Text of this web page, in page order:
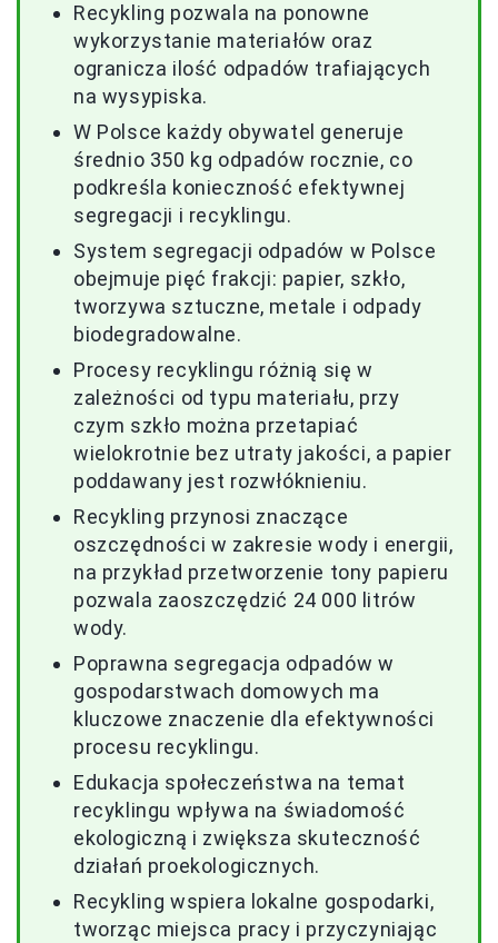
Recykling pozwala na ponowne
wykorzystanie materiałów oraz
ogranicza ilość odpadów trafiających
na wysypiska.
W Polsce każdy obywatel generuje
średnio 350 kg odpadów rocznie, co
podkreśla konieczność efektywnej
segregacji i recyklingu.
System segregacji odpadów w Polsce
obejmuje pięć frakcji: papier, szkło,
tworzywa sztuczne, metale i odpady
biodegradowalne.
Procesy recyklingu różnią się w
zależności od typu materiału, przy
czym szkło można przetapiać
wielokrotnie bez utraty jakości, a papier
poddawany jest rozwłóknieniu.
Recykling przynosi znaczące
oszczędności w zakresie wody i energii,
na przykład przetworzenie tony papieru
pozwala zaoszczędzić 24 000 litrów
wody.
Poprawna segregacja odpadów w
gospodarstwach domowych ma
kluczowe znaczenie dla efektywności
procesu recyklingu.
Edukacja społeczeństwa na temat
recyklingu wpływa na świadomość
ekologiczną i zwiększa skuteczność
działań proekologicznych.
Recykling wspiera lokalne gospodarki,
tworząc miejsca pracy i przyczyniając